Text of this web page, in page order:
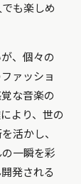
も楽しめ
、個々の
ァッショ
な音楽の
より、世の
活かし、
一瞬を彩
発される